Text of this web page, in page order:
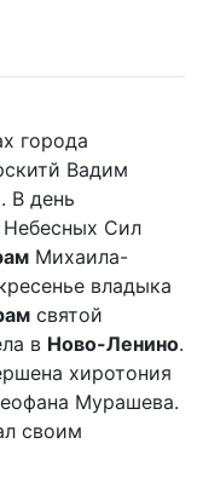
города
Вадим
В день
Небесных Сил
Михаила-
владыка
святой
в Ново-Ленино.
хиротония
Мурашева.
своим